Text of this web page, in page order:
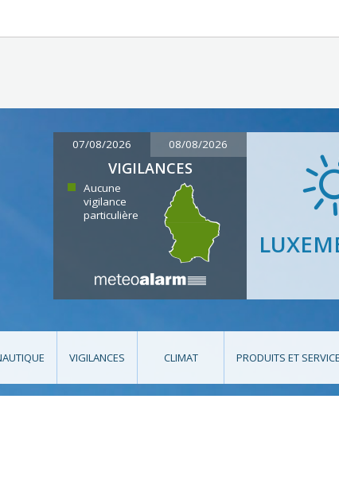
07/08/2026 08/08/2026
VIGILANCES
Aucune
vigilance
particulière
VIGILANCES CLIMAT PRODUITS ET